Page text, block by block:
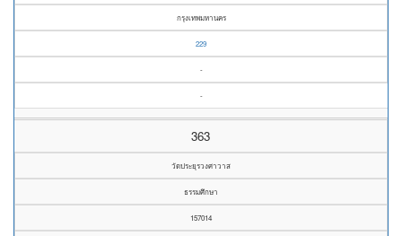
กรุงเทพมหานคร
229
-
-
363
วัดประยุรวงศาวาส
ธรรมศึกษา
157014